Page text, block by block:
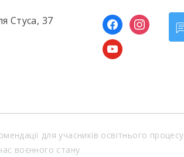
Стуса, 37
facebookinstagram
youtube
для учасників освітнього процесу
воєнного стану